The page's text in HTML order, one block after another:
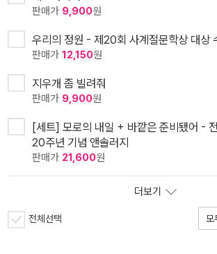
판매가 9,900원
우리의 정원 - 제20회 사계절문학상 대상
판매가 12,150원
지우개 좀 빌려줘
판매가 9,900원
[세트] 모로의 내일 + 바깥은 준비됐어 -
20주년 기념 앤솔러지
판매가 21,600원
더보기
전체선택 모